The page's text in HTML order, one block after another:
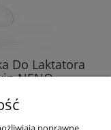
Do Laktatora
NENO